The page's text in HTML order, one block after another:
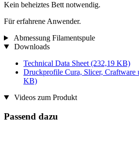
Kein beheiztes Bett notwendig.
Für erfahrene Anwender.
Abmessung Filamentspule
Downloads
Technical Data Sheet (232,19 KB)
Druckprofile Cura, Slicer, Craftware
KB)
Videos zum Produkt
Passend dazu